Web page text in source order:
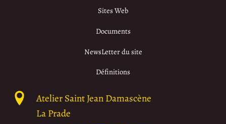
Sites Web
Documents
NewsLetter du site
Définitions
Atelier Saint Jean Damascène
La Prade